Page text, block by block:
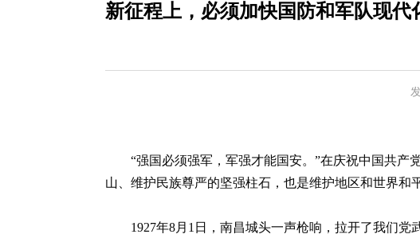
新征程上，必须加快国防和军队现
“强国必须强军，军强才能国安。”在庆祝中国共产
山、维护民族尊严的坚强柱石，也是维护地区和世界和
1927年8月1日，南昌城头一声枪响，拉开了我们